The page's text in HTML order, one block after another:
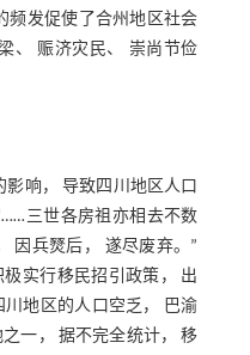
频发促使了合州地区社会
、 赈济灾民、 崇尚节俭
响， 导致四川地区人口
三世各房祖亦相去不数
因兵燹后， 遂尽废弃。”
实行移民招引政策， 出
地区的人口空乏， 巴渝
一， 据不完全统计， 移